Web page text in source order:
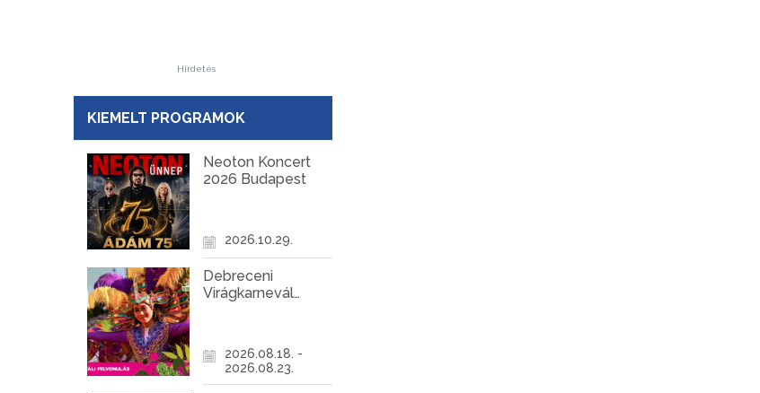
Hirdetés
KIEMELT PROGRAMOK
Neoton Koncert
2026 Budapest
2026.10.29.
Debreceni
Virágkarnevál
2026.08.18. -
2026.08.23.